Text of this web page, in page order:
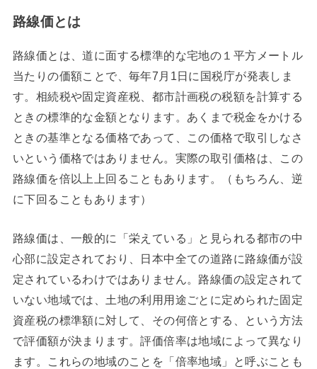
路線価とは
路線価とは、道に面する標準的な宅地の１平方メートル
当たりの価額ことで、毎年7月1日に国税庁が発表しま
す。相続税や固定資産税、都市計画税の税額を計算する
ときの標準的な金額となります。あくまで税金をかける
ときの基準となる価格であって、この価格で取引しなさ
いという価格ではありません。実際の取引価格は、この
路線価を倍以上上回ることもあります。（もちろん、逆
に下回ることもあります）
路線価は、一般的に「栄えている」と見られる都市の中
心部に設定されており、日本中全ての道路に路線価が設
定されているわけではありません。路線価の設定されて
いない地域では、土地の利用用途ごとに定められた固定
資産税の標準額に対して、その何倍とする、という方法
で評価額が決まります。評価倍率は地域によって異なり
ます。これらの地域のことを「倍率地域」と呼ぶことも